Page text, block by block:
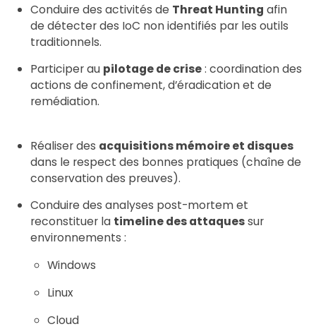
Conduire des activités de Threat Hunting afin
de détecter des IoC non identifiés par les outils
traditionnels.
Participer au pilotage de crise: coordination des
actions de confinement, d’éradication et de
remédiation.
Réaliser des acquisitions mémoire et disques
dans le respect des bonnes pratiques (chaîne de
conservation des preuves).
Conduire des analyses post-mortem et
reconstituer la timeline des attaquessur
environnements :
Windows
Linux
Cloud